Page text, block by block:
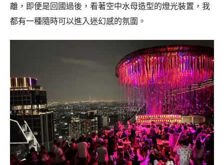
離，即便是回國過後，看著空中水母造型的燈光裝置，我
都有一種隨時可以進入迷幻感的氛圍。